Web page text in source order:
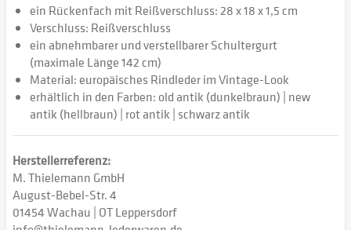
ein Rückenfach mit Reißverschluss: 28 x 18 x 1,5 cm
Verschluss: Reißverschluss
ein abnehmbarer und verstellbarer Schultergurt
(maximale Länge 142 cm)
Material: europäisches Rindleder im Vintage-Look
erhältlich in den Farben: old antik (dunkelbraun) | new
antik (hellbraun) | rot antik | schwarz antik
Herstellerreferenz:
M. Thielemann GmbH
August-Bebel-Str. 4
01454 Wachau | OT Leppersdorf